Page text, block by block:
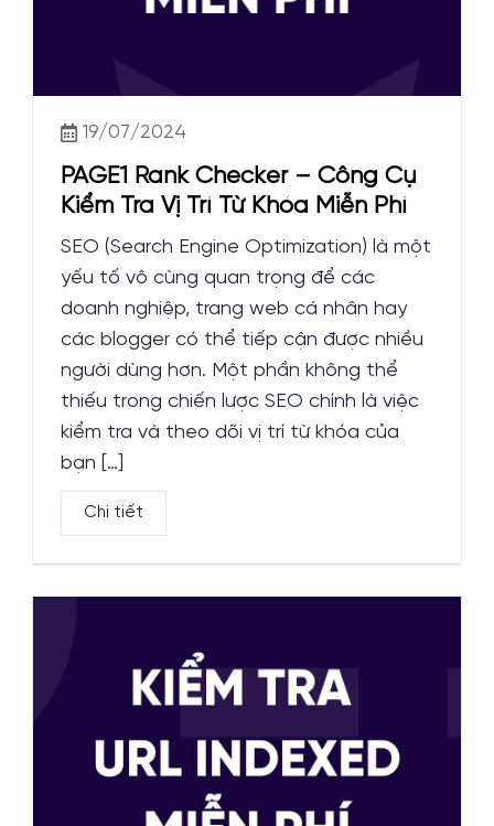
19/07/2024
PAGE1 Rank Checker – Công Cụ
Kiểm Tra Vị Trí Từ Khóa Miễn Phí
SEO (Search Engine Optimization) là một
yếu tố vô cùng quan trọng để các
doanh nghiệp, trang web cá nhân hay
các blogger có thể tiếp cận được nhiều
người dùng hơn. Một phần không thể
thiếu trong chiến lược SEO chính là việc
kiểm tra và theo dõi vị trí từ khóa của
bạn […]
Chi tiết